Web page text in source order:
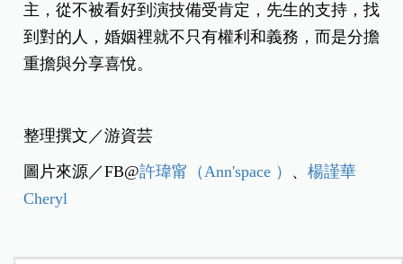
主，從不被看好到演技備受肯定，先生的支持，找
到對的人，婚姻裡就不只有權利和義務，而是分擔
重擔與分享喜悅。
整理撰文／游資芸
圖片來源／FB@許瑋甯（Ann'space ） 、楊謹華
Cheryl